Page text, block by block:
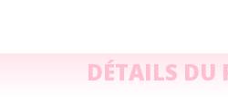
DÉTAILS DU